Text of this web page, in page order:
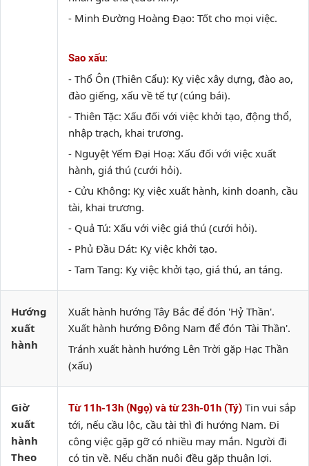
- Minh Đường Hoàng Đạo: Tốt cho mọi việc.
Sao xấu:
- Thổ Ôn (Thiên Cẩu): Kỵ việc xây dựng, đào ao,
đào giếng, xấu về tế tự (cúng bái).
- Thiên Tặc: Xấu đối với việc khởi tạo, động thổ,
nhập trạch, khai trương.
- Nguyệt Yếm Đại Hoạ: Xấu đối với việc xuất
hành, giá thú (cưới hỏi).
- Cửu Không: Kỵ việc xuất hành, kinh doanh, cầu
tài, khai trương.
- Quả Tú: Xấu với việc giá thú (cưới hỏi).
- Phủ Đầu Dát: Kỵ việc khởi tạo.
- Tam Tang: Kỵ việc khởi tạo, giá thú, an táng.
Hướng
xuất
hành
Xuất hành hướng Tây Bắc để đón 'Hỷ Thần'.
Xuất hành hướng Đông Nam để đón 'Tài Thần'.
Tránh xuất hành hướng Lên Trời gặp Hạc Thần
(xấu)
Giờ
xuất
hành
Theo
Từ 11h-13h (Ngọ) và từ 23h-01h (Tý) Tin vui sắp
tới, nếu cầu lộc, cầu tài thì đi hướng Nam. Đi
công việc gặp gỡ có nhiều may mắn. Người đi
có tin về. Nếu chăn nuôi đều gặp thuận lợi.